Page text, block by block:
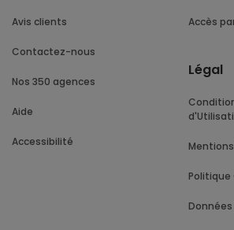
Avis clients
Contactez-nous
Nos 350 agences
Aide
Accessibilité
Accès
Légal
Conditions Générales